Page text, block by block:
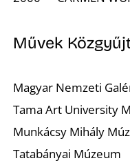
Művek
Magyar Nemzeti
Tama Art University
Munkácsy Mihály
Tatabányai Múzeum